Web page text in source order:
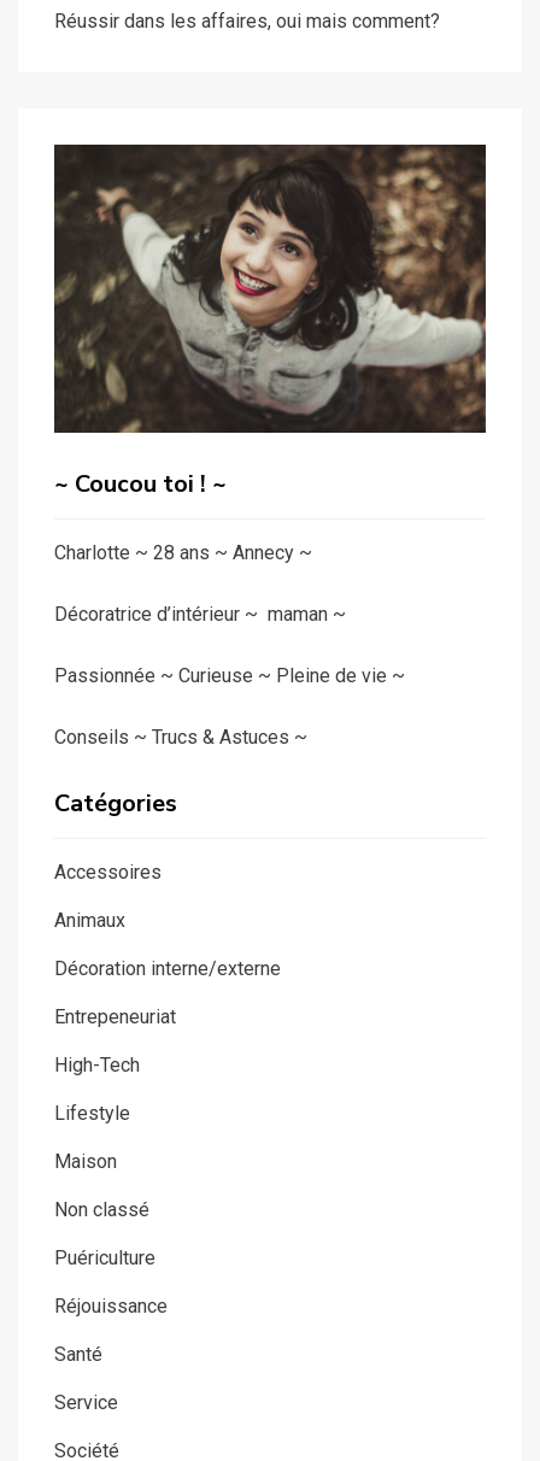
Réussir dans les affaires, oui mais comment?
~ Coucou toi ! ~
Charlotte ~ 28 ans ~ Annecy ~
Décoratrice d’intérieur ~ maman ~
Passionnée ~ Curieuse ~ Pleine de vie ~
Conseils ~ Trucs & Astuces ~
Catégories
Accessoires
Animaux
Décoration interne/externe
Entrepeneuriat
High-Tech
Lifestyle
Maison
Non classé
Puériculture
Réjouissance
Santé
Service
Société